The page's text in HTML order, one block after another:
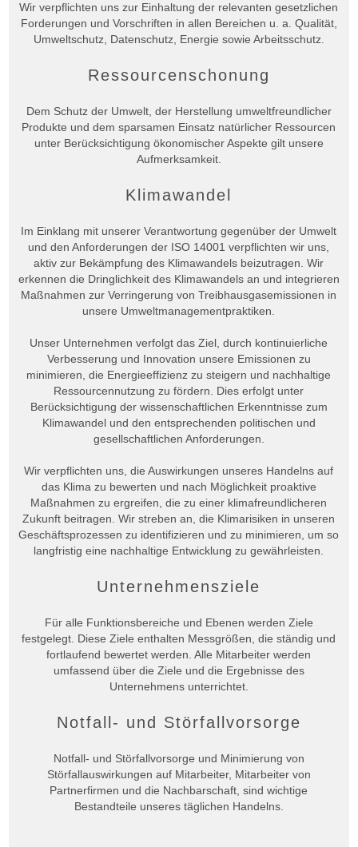
Wir verpflichten uns zur Einhaltung der relevanten gesetzlichen
Forderungen und Vorschriften in allen Bereichen u. a. Qualität,
Umweltschutz, Datenschutz, Energie sowie Arbeitsschutz.
Ressourcenschonung
Dem Schutz der Umwelt, der Herstellung umweltfreundlicher
Produkte und dem sparsamen Einsatz natürlicher Ressourcen
unter Berücksichtigung ökonomischer Aspekte gilt unsere
Aufmerksamkeit.
Klimawandel
Im Einklang mit unserer Verantwortung gegenüber der Umwelt
und den Anforderungen der ISO 14001 verpflichten wir uns,
aktiv zur Bekämpfung des Klimawandels beizutragen. Wir
erkennen die Dringlichkeit des Klimawandels an und integrieren
Maßnahmen zur Verringerung von Treibhausgasemissionen in
unsere Umweltmanagementpraktiken.
Unser Unternehmen verfolgt das Ziel, durch kontinuierliche
Verbesserung und Innovation unsere Emissionen zu
minimieren, die Energieeffizienz zu steigern und nachhaltige
Ressourcennutzung zu fördern. Dies erfolgt unter
Berücksichtigung der wissenschaftlichen Erkenntnisse zum
Klimawandel und den entsprechenden politischen und
gesellschaftlichen Anforderungen.
Wir verpflichten uns, die Auswirkungen unseres Handelns auf
das Klima zu bewerten und nach Möglichkeit proaktive
Maßnahmen zu ergreifen, die zu einer klimafreundlicheren
Zukunft beitragen. Wir streben an, die Klimarisiken in unseren
Geschäftsprozessen zu identifizieren und zu minimieren, um so
langfristig eine nachhaltige Entwicklung zu gewährleisten.
Unternehmensziele
Für alle Funktionsbereiche und Ebenen werden Ziele
festgelegt. Diese Ziele enthalten Messgrößen, die ständig und
fortlaufend bewertet werden. Alle Mitarbeiter werden
umfassend über die Ziele und die Ergebnisse des
Unternehmens unterrichtet.
Notfall- und Störfallvorsorge
Notfall- und Störfallvorsorge und Minimierung von
Störfallauswirkungen auf Mitarbeiter, Mitarbeiter von
Partnerfirmen und die Nachbarschaft, sind wichtige
Bestandteile unseres täglichen Handelns.